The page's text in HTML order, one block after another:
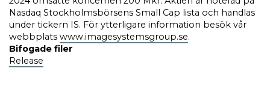
Nasdaq Stockholmsbörsens Small Cap lista och handlas
under tickern IS. För ytterligare information besök vår
webbplats www.imagesystemsgroup.se.
Bifogade filer
Release